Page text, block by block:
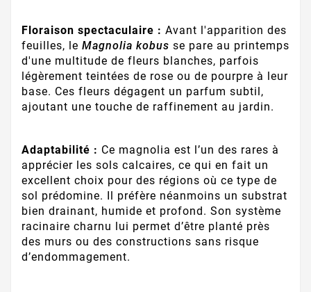
Floraison spectaculaire : Avant l'apparition des
feuilles, le Magnolia kobus se pare au printemps
d'une multitude de fleurs blanches, parfois
légèrement teintées de rose ou de pourpre à leur
base. Ces fleurs dégagent un parfum subtil,
ajoutant une touche de raffinement au jardin.
Adaptabilité : Ce magnolia est l’un des rares à
apprécier les sols calcaires, ce qui en fait un
excellent choix pour des régions où ce type de
sol prédomine. Il préfère néanmoins un substrat
bien drainant, humide et profond. Son système
racinaire charnu lui permet d’être planté près
des murs ou des constructions sans risque
d’endommagement.